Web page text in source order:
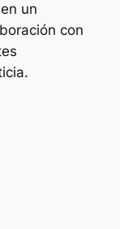
un
con